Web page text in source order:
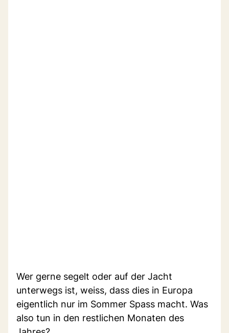
Wer gerne segelt oder auf der Jacht
unterwegs ist, weiss, dass dies in Europa
eigentlich nur im Sommer Spass macht. Was
also tun in den restlichen Monaten des